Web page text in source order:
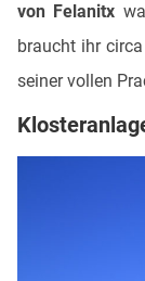
von Felanitx
braucht ihr
seiner vollen